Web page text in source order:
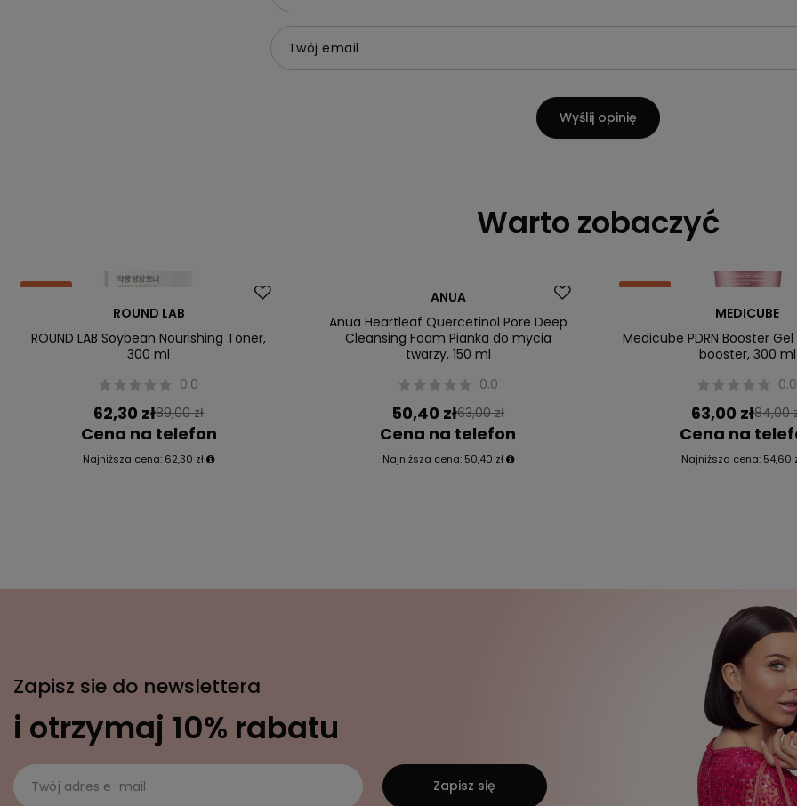
Twój email
Wyślij opinię
Warto zobaczyć
Okazja
ROUND LAB
ROUND LAB Soybean Nourishing Toner,
300 ml
0.0
62,30 zł89,00 zł
Cena na telefon
Najniższa cena: 62,30 zł
ANUA
Anua Heartleaf Quercetinol Pore Deep
Cleansing Foam Pianka do mycia
twarzy, 150 ml
0.0
50,40 zł63,00 zł
Cena na telefon
Najniższa cena: 50,40 zł
Okazja
MEDICUBE
Medicube PDRN Booster
booster, 300 ml
0.0
63,00 zł84,00
Cena na
Najniższa cena: 54,60
Zapisz sie do newslettera
i otrzymaj 10% rabatu
Twój adres e-mail Zapisz się